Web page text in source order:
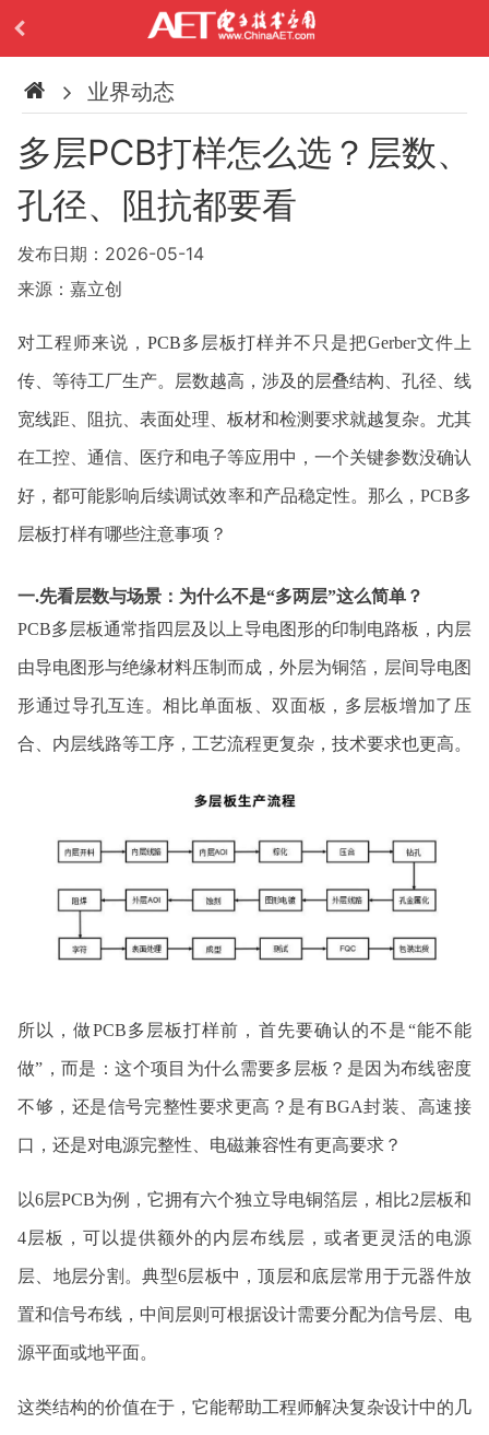
业界动态
多层PCB打样怎么选？层数、
孔径、阻抗都要看
发布日期：2026-05-14
来源：嘉立创
对工程师来说， PCB多层板打样并不只是把Gerber文件上
传、等待工厂生产。层数越高，涉及的层叠结构、孔径、线
宽线距、阻抗、表面处理、板材和检测要求就越复杂。尤其
在工控、通信、医疗和电子等应用中，一个关键参数没确认
好，都可能影响后续调试效率和产品稳定性。那么，PCB多
层板打样有哪些注意事项？
一.先看层数与场景：为什么不是“多两层”这么简单？
PCB多层板通常指四层及以上导电图形的印制电路板，内层
由导电图形与绝缘材料压制而成，外层为铜箔，层间导电图
形通过导孔互连。相比单面板、双面板，多层板增加了压
合、内层线路等工序，工艺流程更复杂，技术要求也更高。
所以，做PCB多层板打样前，首先要确认的不是“能不能
做”，而是：这个项目为什么需要多层板？是因为布线密度
不够，还是信号完整性要求更高？是有BGA封装、高速接
口，还是对电源完整性、电磁兼容性有更高要求？
以6层PCB为例，它拥有六个独立导电铜箔层，相比2层板和
4层板，可以提供额外的内层布线层，或者更灵活的电源
层、地层分割。典型6层板中，顶层和底层常用于元器件放
置和信号布线，中间层则可根据设计需要分配为信号层、电
源平面或地平面。
这类结构的价值在于，它能帮助工程师解决复杂设计中的几